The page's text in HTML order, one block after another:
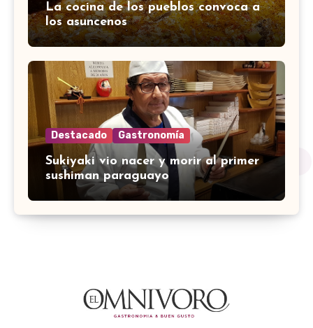
La cocina de los pueblos convoca a
los asuncenos
Destacado Gastronomía
Sukiyaki vio nacer y morir al primer
sushiman paraguayo